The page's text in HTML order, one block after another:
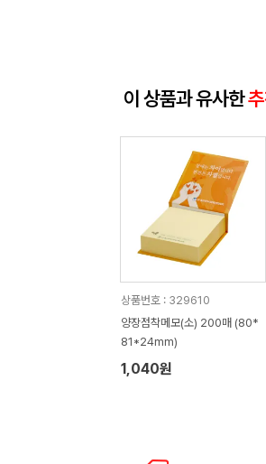
이 상품과 유사한
상품번호 : 329610
양장점착메모(소) 200매 (80*
81*24mm)
1,040원